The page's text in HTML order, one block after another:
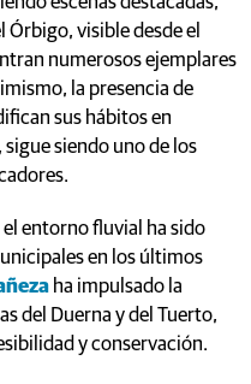
Órbigo, visible desde el
numerosos ejemplares
la presencia de
sus hábitos en
siendo uno de los
el entorno fluvial ha sido
en los últimos
ha impulsado la
del Duerna y del Tuerto,
y conservación.